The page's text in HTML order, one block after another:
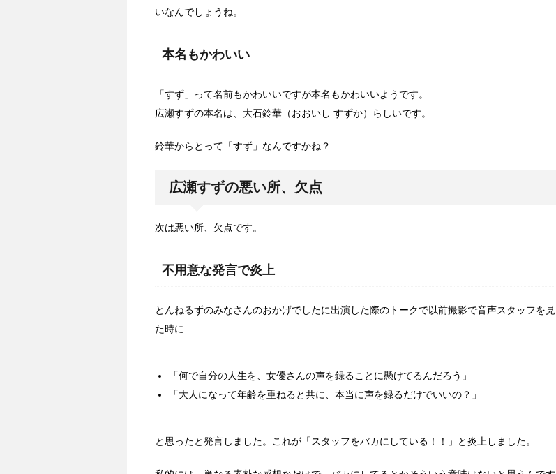
いなんでしょうね。
本名もかわいい
「すず」って名前もかわいいですが本名もかわいいようです。
広瀬すずの本名は、大石鈴華（おおいし すずか）らしいです。
鈴華からとって「すず」なんですかね？
広瀬すずの悪い所、欠点
次は悪い所、欠点です。
不用意な発言で炎上
とんねるずのみなさんのおかげでしたに出演した際のトークで以前撮影で音声スタッフを見
た時に
「何で自分の人生を、女優さんの声を録ることに懸けてるんだろう」
「大人になって年齢を重ねると共に、本当に声を録るだけでいいの？」
と思ったと発言しました。これが「スタッフをバカにしている！！」と炎上しました。